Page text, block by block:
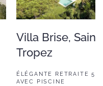
Villa Brise,
Tropez
ÉLÉGANTE RETRAITE 5
AVEC PISCINE